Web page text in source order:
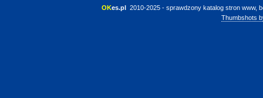
OKes.pl 2010-2025 - sprawdzony katalog stron www,
Thumbshots